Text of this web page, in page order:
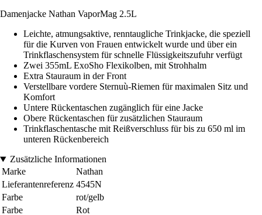
Damenjacke Nathan VaporMag 2.5L
Leichte, atmungsaktive, renntaugliche Trinkjacke, die speziell
für die Kurven von Frauen entwickelt wurde und über ein
Trinkflaschensystem für schnelle Flüssigkeitszufuhr verfügt
Zwei 355mL ExoSho Flexikolben, mit Strohhalm
Extra Stauraum in der Front
Verstellbare vordere Sternuù-Riemen für maximalen Sitz und
Komfort
Untere Rückentaschen zugänglich für eine Jacke
Obere Rückentaschen für zusätzlichen Stauraum
Trinkflaschentasche mit Reißverschluss für bis zu 650 ml im
unteren Rückenbereich
Zusätzliche Informationen
Marke
Nathan
Lieferantenreferenz 4545N
Farbe
rot/gelb
Farbe
Rot